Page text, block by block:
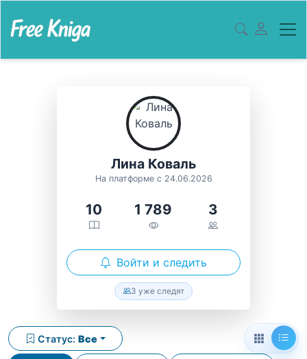
Лина Коваль
На платформе с 24.06.2026
10 1 789 3
Войти и следить
3 уже следят
Статус: Все